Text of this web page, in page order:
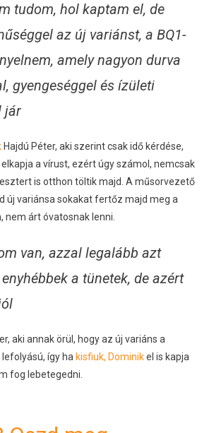
tudom, hol kaptam el, de
az új variánst, a BQ1-
amely nagyon durva
gyengeséggel és ízületi
jár
Hajdú Péter, aki szerint csak idő kérdése,
elkapja a vírust, ezért úgy számol, nemcsak
is otthon töltik majd. A műsorvezető
új variánsa sokakat fertőz majd meg a
nem árt óvatosnak lenni.
van, azzal legalább azt
a tünetek, de azért
aki annak örül, hogy az új variáns a
így ha kisfiuk, Dominikel is kapja
fog lebetegedni.